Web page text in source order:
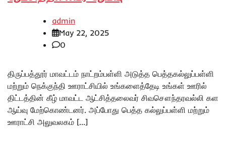
admin
May 22, 2025
0
திருப்பத்தூர் மாவட்டம் நாட்றம்பள்ளி அடுத்த பெத்தகல்லுப்பள்ளி
மற்றும் நெக்குந்தி ஊராட்சியில் உங்களைத்தேடி உங்கள் ஊரில்
திட்டத்தின் கீழ் மாவட்ட ஆட்சித்தலைவர் சிவசௌந்தரவல்லி கள
ஆய்வு மேற்கொண்டனர். அப்போது பெத்த கல்லுப்பள்ளி மற்றும்
ஊராட்சி அலுவலகம் […]